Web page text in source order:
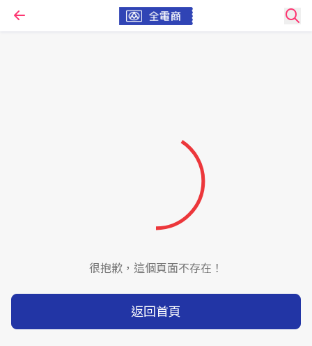
很抱歉，這個頁面不存在！
返回首頁